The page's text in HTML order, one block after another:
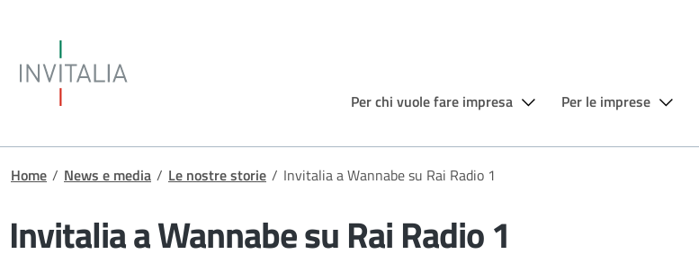
Per chi vuole fare impresa Per le imprese
Briciole di pane
Home / News e media / Le nostre storie / Invitalia a Wannabe su Rai Radio 1
Invitalia a Wannabe su Rai Radio 1